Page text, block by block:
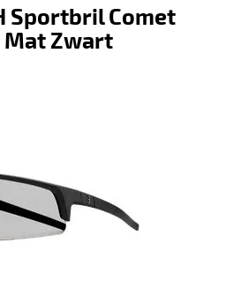
Sportbril Comet
Mat Zwart